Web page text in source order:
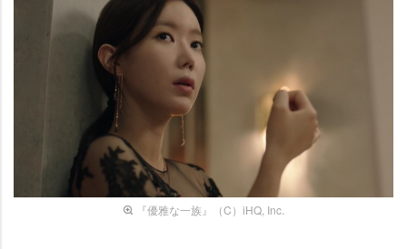
『優雅な一族』（C）iHQ, Inc.